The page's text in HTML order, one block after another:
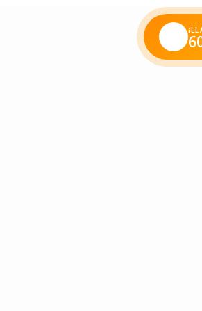
y posturas; nuestros chiquitines
hombrecitos que se convertirán en
la luz del amor por donde vayan.
todo un ejército de mujeres
se encuentran cerca de ellas.